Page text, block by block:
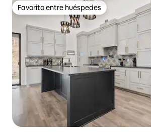
Favorito entre huéspedes
Favorito entre huéspedes